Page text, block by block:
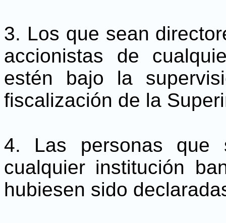
3. Los que sean
accionistas de
estén bajo la
fiscalización de la
4. Las personas que
cualquier institución
hubiesen sido